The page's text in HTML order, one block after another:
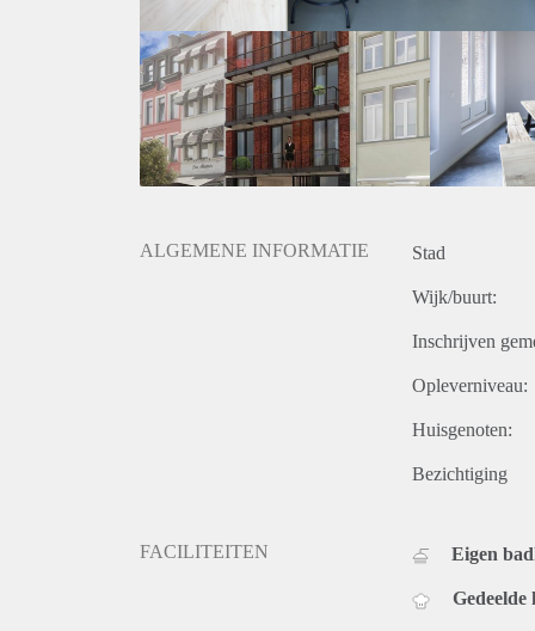
ALGEMENE INFORMATIE Stad
Wijk/buurt:
Inschrijven
Opleverniveau:
Huisgenoten:
Bezichtiging
FACILITEITEN Eigen
Gedeelde